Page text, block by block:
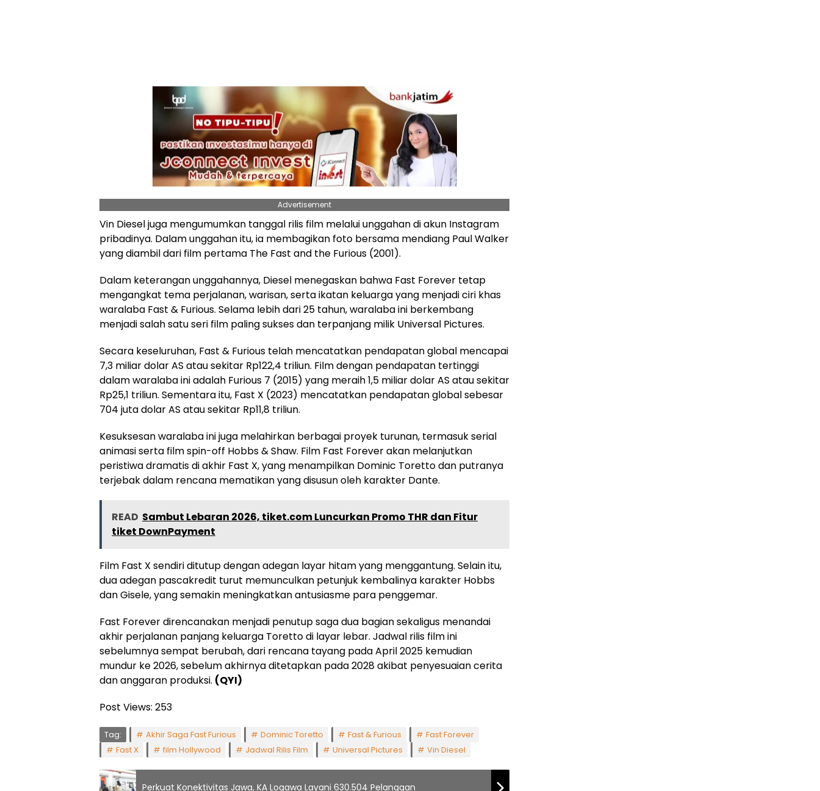
Advertisement
Vin Diesel juga mengumumkan tanggal rilis film melalui unggahan di akun Instagram
pribadinya. Dalam unggahan itu, ia membagikan foto bersama mendiang Paul Walker
yang diambil dari film pertama The Fast and the Furious (2001).
Dalam keterangan unggahannya, Diesel menegaskan bahwa Fast Forever tetap
mengangkat tema perjalanan, warisan, serta ikatan keluarga yang menjadi ciri khas
waralaba Fast & Furious. Selama lebih dari 25 tahun, waralaba ini berkembang
menjadi salah satu seri film paling sukses dan terpanjang milik Universal Pictures.
Secara keseluruhan, Fast & Furious telah mencatatkan pendapatan global mencapai
7,3 miliar dolar AS atau sekitar Rp122,4 triliun. Film dengan pendapatan tertinggi
dalam waralaba ini adalah Furious 7 (2015) yang meraih 1,5 miliar dolar AS atau sekitar
Rp25,1 triliun. Sementara itu, Fast X (2023) mencatatkan pendapatan global sebesar
704 juta dolar AS atau sekitar Rp11,8 triliun.
Kesuksesan waralaba ini juga melahirkan berbagai proyek turunan, termasuk serial
animasi serta film spin-off Hobbs & Shaw. Film Fast Forever akan melanjutkan
peristiwa dramatis di akhir Fast X, yang menampilkan Dominic Toretto dan putranya
terjebak dalam rencana mematikan yang disusun oleh karakter Dante.
READ Sambut Lebaran 2026, tiket.com Luncurkan Promo THR dan Fitur
tiket DownPayment
Film Fast X sendiri ditutup dengan adegan layar hitam yang menggantung. Selain itu,
dua adegan pascakredit turut memunculkan petunjuk kembalinya karakter Hobbs
dan Gisele, yang semakin meningkatkan antusiasme para penggemar.
Fast Forever direncanakan menjadi penutup saga dua bagian sekaligus menandai
akhir perjalanan panjang keluarga Toretto di layar lebar. Jadwal rilis film ini
sebelumnya sempat berubah, dari rencana tayang pada April 2025 kemudian
mundur ke 2026, sebelum akhirnya ditetapkan pada 2028 akibat penyesuaian cerita
dan anggaran produksi. (QYI)
Post Views: 253
Tag: Akhir Saga Fast Furious Dominic Toretto Fast & Furious
Fast Forever
Fast X
film Hollywood Jadwal Rilis Film Universal Pictures Vin Diesel
Perkuat Konektivitas Jawa, KA Logawa Layani 630.504 Pelanggan